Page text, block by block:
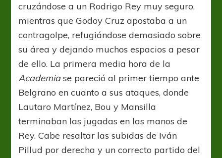
cruzándose a un Rodrigo Rey muy seguro,
mientras que Godoy Cruz apostaba a un
contragolpe, refugiándose demasiado sobre
su área y dejando muchos espacios a pesar
de ello. La primera media hora de la
Academiase pareció al primer tiempo ante
Belgrano en cuanto a sus ataques, donde
Lautaro Martínez, Bou y Mansilla
terminaban las jugadas en las manos de
Rey. Cabe resaltar las subidas de Iván
Pillud por derecha y un correcto partido del